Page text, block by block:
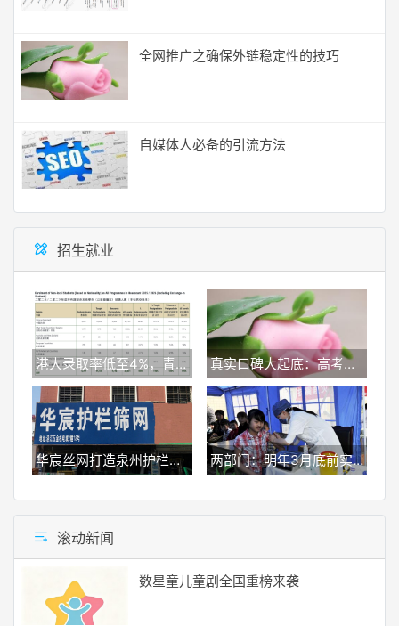
全网推广之确保外链稳定性的技巧
自媒体人必备的引流方法
招生就业
港大录取率低至4%，青岛墨尔文中学逆势拿下24封港校TOP5录取 真实口碑大起底：高考低分学生亲历，新加坡留学机构服务全流程横向测评
华宸丝网打造泉州护栏网领域优质品牌 两部门：明年3月底前实现所有上市疫苗全过程可追溯
滚动新闻
数星童儿童剧全国重榜来袭